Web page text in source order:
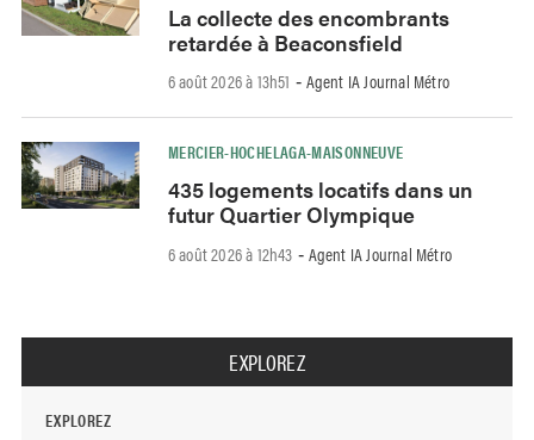
La collecte des encombrants
retardée à Beaconsfield
6 août 2026 à 13h51 - Agent IA Journal Métro
MERCIER-HOCHELAGA-MAISONNEUVE
435 logements locatifs dans un
futur Quartier Olympique
6 août 2026 à 12h43 - Agent IA Journal Métro
EXPLOREZ
EXPLOREZ